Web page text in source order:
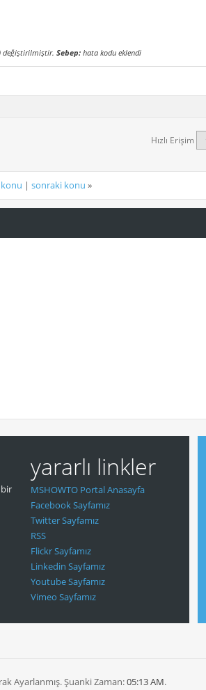
değiştirilmiştir. Sebep: hata kodu eklendi
Hızlı Erişim
| sonraki konu »
yararlı linkler
MSHOWTO Portal Anasayfa
Facebook Sayfamız
Twitter Sayfamız
RSS
Flickr Sayfamız
Linkedin Sayfamız
Youtube Sayfamız
Vimeo Sayfamız
Ayarlanmış. Şuanki Zaman:05:13 AM.